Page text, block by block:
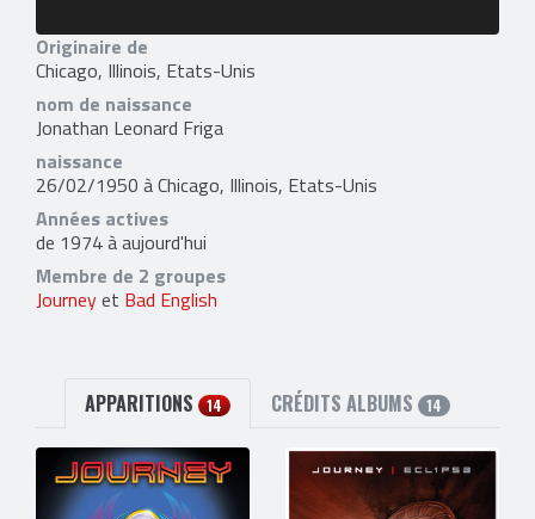
Originaire de
Chicago, Illinois, Etats-Unis
nom de naissance
Jonathan Leonard Friga
naissance
26/02/1950 à Chicago, Illinois, Etats-Unis
Années actives
de 1974 à aujourd'hui
Membre de 2 groupes
Journeyet Bad English
APPARITIONS 14 CRÉDITS ALBUMS 14